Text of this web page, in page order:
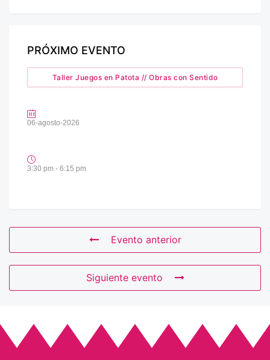
PRÓXIMO EVENTO
Taller Juegos en Patota // Obras con Sentido
06-agosto-2026
3:30 pm - 6:15 pm
Evento anterior
Siguiente evento